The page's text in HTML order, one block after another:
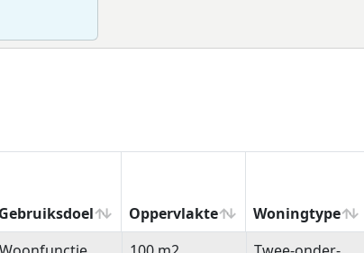
Gebruiksdoel Oppervlakte Woningtype
Gebruiksdoel Oppervlakte Woningtype